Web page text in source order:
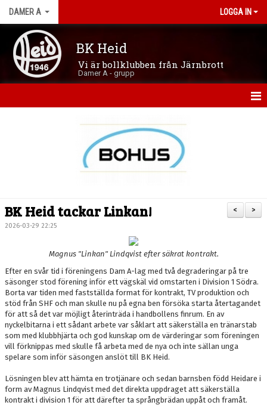
DAMER A LOGGA IN
BK Heid
Vi är bollklubben från Järnbrott
Damer A - grupp
TRUPPEN
DOKUMENT
KONTAKT
>
<
BK Heid tackar Linkan!
2026-03-29 22:25
Magnus "Linkan" Lindqvist efter säkrat kontrakt.
Efter en svår tid i föreningens Dam A-lag med två degraderingar på tre
säsonger stod förening inför ett vägskäl vid omstarten i Division 1 Södra.
Borta var tiden med fastställda format för kontrakt, TV produktion och
stöd från SHF och man skulle nu på egna ben försöka starta återtagandet
för att så det var möjligt återinträda i handbollens finrum. En av
nyckelbitarna i ett sådant arbete var såklart att säkerställa en tränarstab
som med klubbhjärta och god kunskap om de värderingar som föreningen
vill förknippas med skulle få arbeta med de nya och inte sällan unga
spelare som inför säsongen anslöt till BK Heid.
Lösningen blev att hämta en trotjänare och sedan barnsben född Heidare i
form av Magnus Lindqvist med det direkta uppdraget att säkerställa
kontrakt i division 1 för att därefter ta språngbrädan uppåt och framåt.